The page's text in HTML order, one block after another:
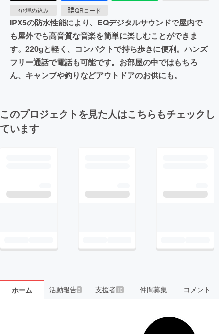
埋め込み
QRコード
IPX5の防水性能により、EQデジタルサウンドで屋内で
も屋外でも高音質な音楽を簡単に楽しむことができま
す。220gと軽く、コンパクトで持ち歩きに便利。ハンズ
フリー通話で電話も可能です。お部屋の中ではもちろ
ん、キャンプや釣りなどアウトドアのお供にも。
このプロジェクトを見た人はこちらもチェックし
ています
ホーム 活動報告3 支援者 10 仲間募集 コメント